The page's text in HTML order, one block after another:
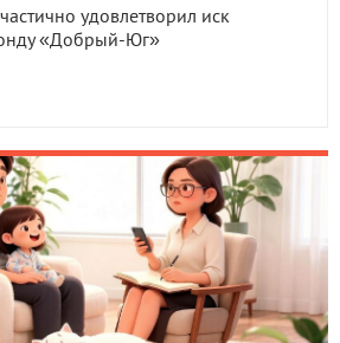
удовлетворил иск
«Добрый-Юг»